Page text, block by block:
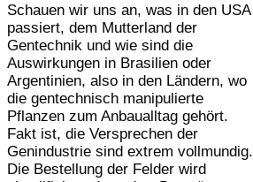
Schauen wir uns an, was in den USA
passiert, dem Mutterland der
Gentechnik und wie sind die
Auswirkungen in Brasilien oder
Argentinien, also in den Ländern, wo
die gentechnisch manipulierte
Pflanzen zum Anbaualltag gehört.
Fakt ist, die Versprechen der
Genindustrie sind extrem vollmundig.
Die Bestellung der Felder wird